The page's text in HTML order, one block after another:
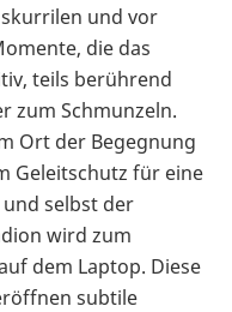
und vor
die das
teils berührend
zum Schmunzeln.
Ort der Begegnung
Geleitschutz für eine
selbst der
wird zum
dem Laptop. Diese
subtile